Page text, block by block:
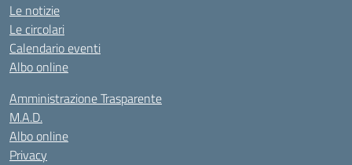
Le notizie
Le circolari
Calendario eventi
Albo online
Amministrazione Trasparente
M.A.D.
Albo online
Privacy